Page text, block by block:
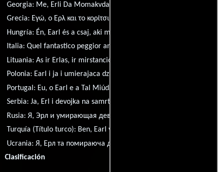
Georgia: Me, Erli Da Momakvdavi Gogo
Grecia: Εγώ, ο Ερλ και το κορίτσι που πεθαίνει
Hungría: Én, Earl és a csaj, aki meg fog halni
Italia:Quel fantastico peggior anno della mia vita
Lituania:As ir Erlas, ir mirstancioji
Polonia: Earl i ja i umierajaca dziewczyna
Portugal: Eu, o Earl e a Tal Miúda
Serbia:Ja, Erl i devojka na samrti
Rusia:Я, Эрл и умирающая девушка
Turquía (Título turco): Ben, Earl ve Ölen Kiz
Ucrania:Я, Ерл та помираюча дiвчина
Clasificación